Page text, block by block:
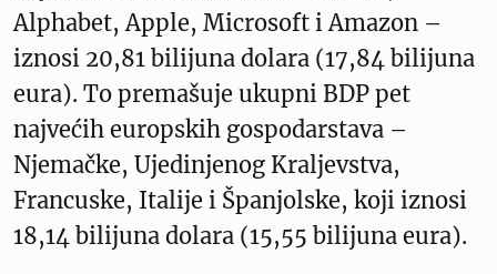
Alphabet, Apple, Microsoft i Amazon –
iznosi 20,81 bilijuna dolara (17,84 bilijuna
eura). To premašuje ukupni BDP pet
najvećih europskih gospodarstava –
Njemačke, Ujedinjenog Kraljevstva,
Francuske, Italije i Španjolske, koji iznosi
18,14 bilijuna dolara (15,55 bilijuna eura).